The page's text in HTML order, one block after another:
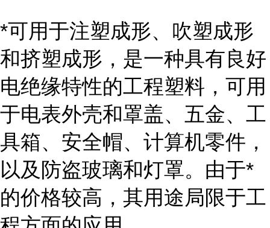
*可用于注塑成形、吹塑成形
和挤塑成形，是一种具有良好
电绝缘特性的工程塑料，可用
于电表外壳和罩盖、五金、工
具箱、安全帽、计算机零件，
以及防盗玻璃和灯罩。由于*
的价格较高，其用途局限于工